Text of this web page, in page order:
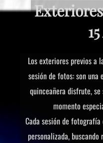
Los exteriores previos a
sesión de fotos: son una
quinceañera disfrute,
momento
Cada sesión de
personalizada,